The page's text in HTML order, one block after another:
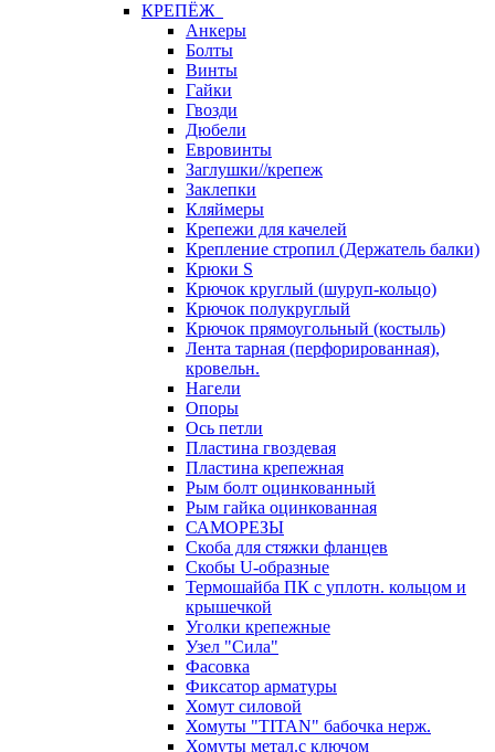
КРЕПЁЖ
Анкеры
Болты
Винты
Гайки
Гвозди
Дюбели
Евровинты
Заглушки//крепеж
Заклепки
Кляймеры
Крепежи для качелей
Крепление стропил (Держатель балки)
Крюки S
Крючок круглый (шуруп-кольцо)
Крючок полукруглый
Крючок прямоугольный (костыль)
Лента тарная (перфорированная),
кровельн.
Нагели
Опоры
Ось петли
Пластина гвоздевая
Пластина крепежная
Рым болт оцинкованный
Рым гайка оцинкованная
САМОРЕЗЫ
Скоба для стяжки фланцев
Скобы U-образные
Термошайба ПК с уплотн. кольцом и
крышечкой
Уголки крепежные
Узел "Сила"
Фасовка
Фиксатор арматуры
Хомут силовой
Хомуты "TITAN" бабочка нерж.
Хомуты метал.с ключом